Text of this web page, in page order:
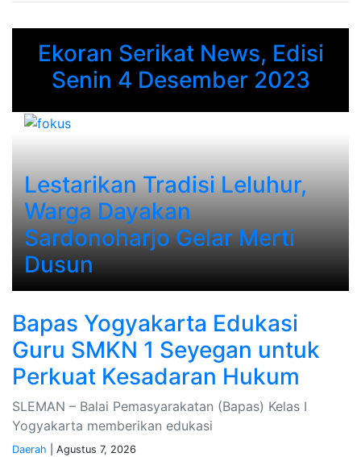
Ekoran Serikat News, Edisi
Senin 4 Desember 2023
Previous
Lestarikan Tradisi Leluhur,
Warga Dayakan
Sardonoharjo Gelar Merti
Dusun
Bapas Yogyakarta Edukasi
Guru SMKN 1 Seyegan untuk
Perkuat Kesadaran Hukum
SLEMAN – Balai Pemasyarakatan (Bapas) Kelas I
Yogyakarta memberikan edukasi
Daerah | Agustus 7, 2026